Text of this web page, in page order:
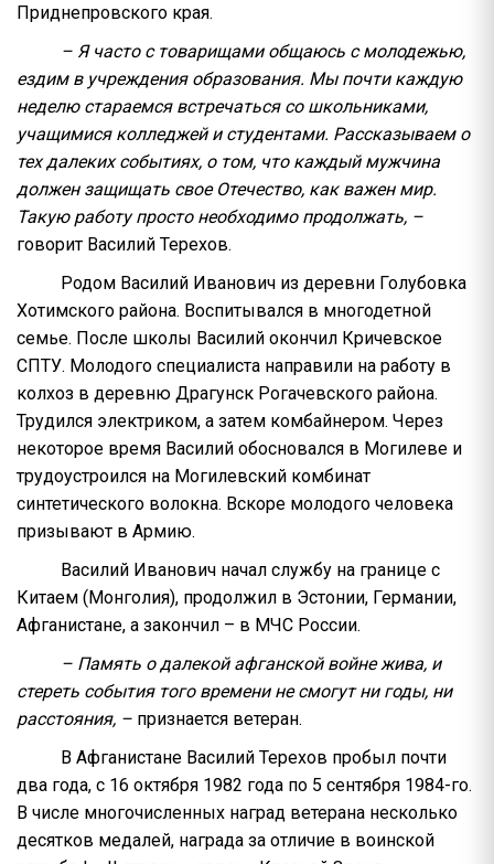
Приднепровского края.
– Я часто с товарищами общаюсь с молодежью,
ездим в учреждения образования. Мы почти каждую
неделю стараемся встречаться со школьниками,
учащимися колледжей и студентами. Рассказываем о
тех далеких событиях, о том, что каждый мужчина
должен защищать свое Отечество, как важен мир.
Такую работу просто необходимо продолжать, –
говорит Василий Терехов.
Родом Василий Иванович из деревни Голубовка
Хотимского района. Воспитывался в многодетной
семье. После школы Василий окончил Кричевское
СПТУ. Молодого специалиста направили на работу в
колхоз в деревню Драгунск Рогачевского района.
Трудился электриком, а затем комбайнером. Через
некоторое время Василий обосновался в Могилеве и
трудоустроился на Могилевский комбинат
синтетического волокна. Вскоре молодого человека
призывают в Армию.
Василий Иванович начал службу на границе с
Китаем (Монголия), продолжил в Эстонии, Германии,
Афганистане, а закончил – в МЧС России.
– Память о далекой афганской войне жива, и
стереть события того времени не смогут ни годы, ни
расстояния, – признается ветеран.
В Афганистане Василий Терехов пробыл почти
два года, с 16 октября 1982 года по 5 сентября 1984-го.
В числе многочисленных наград ветерана несколько
десятков медалей, награда за отличие в воинской